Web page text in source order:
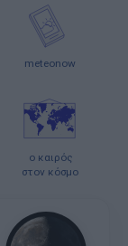
meteonow
ο καιρός
στον κόσμο